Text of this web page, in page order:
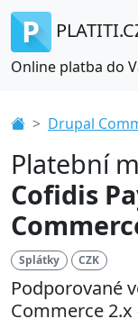
Online platba do
Drupal
Platební
Cofidis
Splátky CZK
Podporované
Commerce 2.x